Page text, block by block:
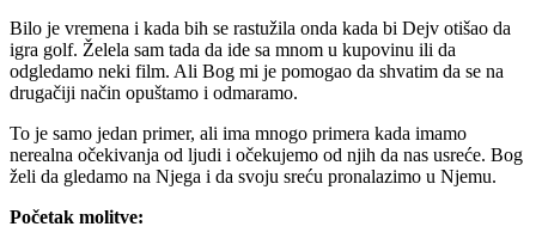
Bilo je vremena i kada bih se rastužila onda kada bi Dejv otišao da
igra golf. Želela sam tada da ide sa mnom u kupovinu ili da
odgledamo neki film. Ali Bog mi je pomogao da shvatim da se na
drugačiji način opuštamo i odmaramo.
To je samo jedan primer, ali ima mnogo primera kada imamo
nerealna očekivanja od ljudi i očekujemo od njih da nas usreće. Bog
želi da gledamo na Njega i da svoju sreću pronalazimo u Njemu.
Početak molitve: